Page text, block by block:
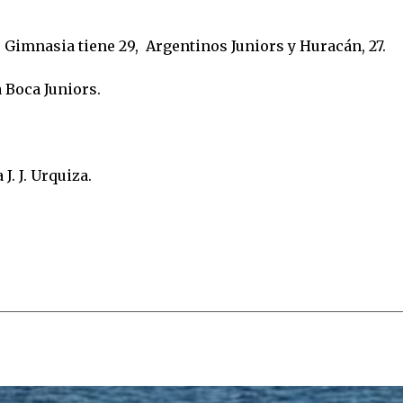
tiene 29, Argentinos Juniors y Huracán, 27.
Juniors.
J. Urquiza.